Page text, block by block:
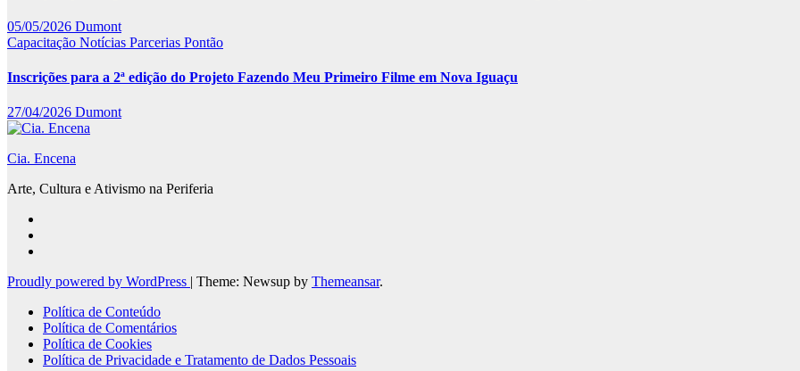
05/05/2026 Dumont
Capacitação Notícias Parcerias Pontão
Inscrições para a 2ª edição do Projeto Fazendo Meu Primeiro Filme em Nova Iguaçu
27/04/2026 Dumont
Cia. Encena
Arte, Cultura e Ativismo na Periferia
Proudly powered by WordPress | Theme: Newsup by Themeansar.
Política de Conteúdo
Política de Comentários
Política de Cookies
Política de Privacidade e Tratamento de Dados Pessoais